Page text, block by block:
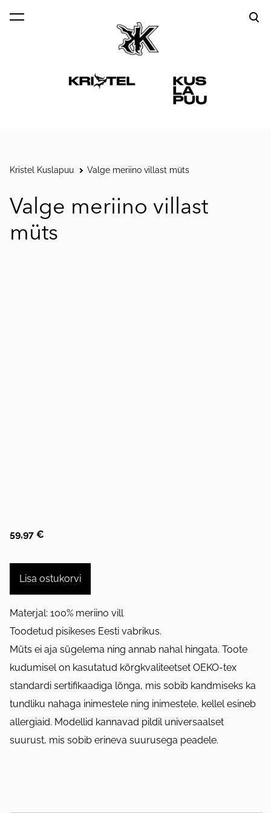
lisati ostukorvi. Vaata ostukorvi
Kristel Kuslapuu Valge meriino villast müts
Valge meriino villast
müts
59,97 €
Lisa ostukorvi
Materjal: 100% meriino vill
Toodetud pisikeses Eesti vabrikus.
Müts ei aja sügelema ning annab nahal hingata. Toote
kudumisel on kasutatud kõrgkvaliteetset OEKO-tex
standardi sertifikaadiga lõnga, mis sobib kandmiseks ka
tundliku nahaga inimestele ning inimestele, kellel esineb
allergiaid. Modellid kannavad pildil universaalset
suurust, mis sobib erineva suurusega peadele.